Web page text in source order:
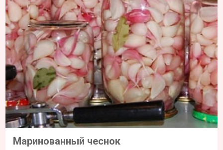
Маринованный чеснок